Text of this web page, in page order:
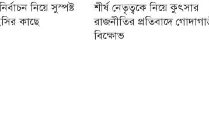
নিয়ে সুস্পষ্ট
কাছে
শীর্ষ নেতৃত্বকে নিয়ে কুৎসার
রাজনীতির প্রতিবাদে
বিক্ষোভ